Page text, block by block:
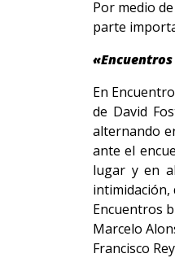
Por medio
parte
En
de David
alternando
ante el
lugar y en
intimidación,
Encuentros
Marcelo
Francisco